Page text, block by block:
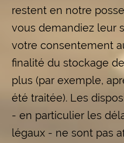
restent en notre
vous demandiez leur
votre consentement
finalité du stockage
plus (par exemple,
été traitée). Les
- en particulier les
légaux - ne sont pas